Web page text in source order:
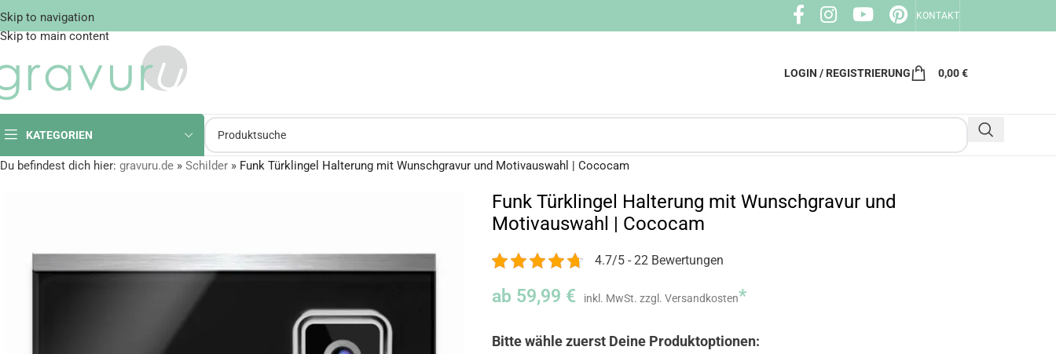
Skip to navigation
Skip to main content
KONTAKT
LOGIN / REGISTRIERUNG 0,00€
KATEGORIEN
Du befindest dich hier: gravuru.de » Schilder » Funk Türklingel Halterung mit Wunschgravur und Motivauswahl | Cococam
Funk Türklingel Halterung mit Wunschgravur und
Motivauswahl | Cococam
4.7/5 - 22 Bewertungen
ab 59,99 € *